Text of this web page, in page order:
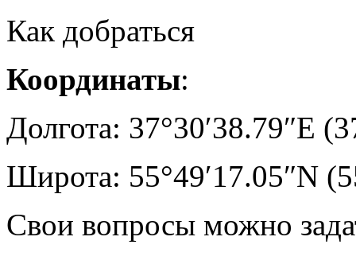
Как добраться
Координаты:
Долгота: 37°30′38.79″E
Широта: 55°49′17.05″N
Свои вопросы можно